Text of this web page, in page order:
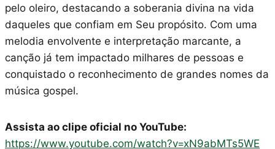
pelo oleiro, destacando a soberania divina na vida
daqueles que confiam em Seu propósito. Com uma
melodia envolvente e interpretação marcante, a
canção já tem impactado milhares de pessoas e
conquistado o reconhecimento de grandes nomes da
música gospel.
Assista ao clipe oficial no YouTube:
https://www.youtube.com/watch?v=xN9abMTs5WE